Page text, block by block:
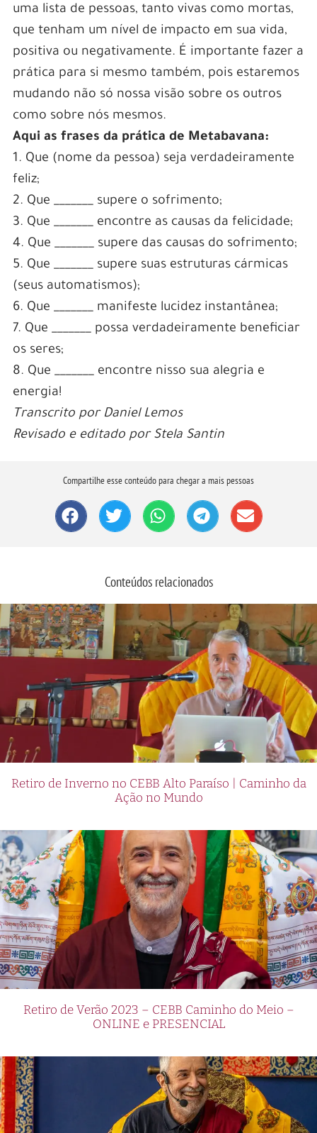
uma lista de pessoas, tanto vivas como mortas,
que tenham um nível de impacto em sua vida,
positiva ou negativamente. É importante fazer a
prática para si mesmo também, pois estaremos
mudando não só nossa visão sobre os outros
como sobre nós mesmos.
Aqui as frases da prática de Metabavana:
1. Que (nome da pessoa) seja verdadeiramente
feliz;
2. Que _______ supere o sofrimento;
3. Que _______ encontre as causas da felicidade;
4. Que _______ supere das causas do sofrimento;
5. Que _______ supere suas estruturas cármicas
(seus automatismos);
6. Que _______ manifeste lucidez instantânea;
7. Que _______ possa verdadeiramente beneficiar
os seres;
8. Que _______ encontre nisso sua alegria e
energia!
Transcrito por Daniel Lemos
Revisado e editado por Stela Santin
Compartilhe esse conteúdo para chegar a mais pessoas
Conteúdos relacionados
Retiro de Inverno no CEBB Alto Paraíso | Caminho da
Ação no Mundo
Retiro de Verão 2023 – CEBB Caminho do Meio –
ONLINE e PRESENCIAL